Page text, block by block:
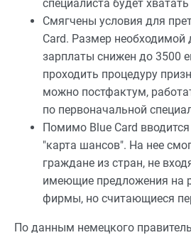
специалиста будет
Смягчены условия для
Card. Размер необходимой
зарплаты снижен до 3500
проходить процедуру
можно постфактум,
по первоначальной
Помимо Blue Card
"карта шансов". На нее
граждане из стран, не
имеющие предложения на
фирмы, но считающиеся
По данным немецкого